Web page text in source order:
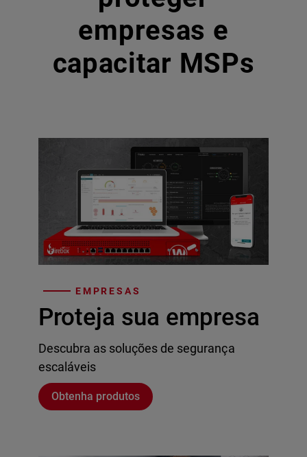
empresas e
capacitar MSPs
EMPRESAS
Proteja sua empresa
Descubra as soluções de segurança
escaláveis
Obtenha produtos